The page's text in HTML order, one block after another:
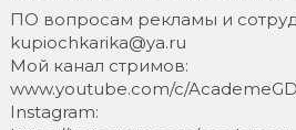
ПО вопросам рекламы и
kupiochkarika@ya.ru
Мой канал стримов:
www.youtube.com/c/
Instagram: